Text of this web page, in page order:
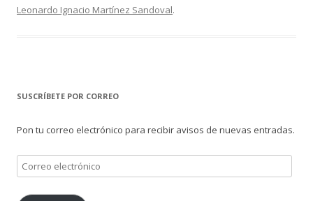
Leonardo Ignacio Martínez Sandoval.
SUSCRÍBETE POR CORREO
Pon tu correo electrónico para recibir avisos de nuevas entradas.
Correo
electrónico